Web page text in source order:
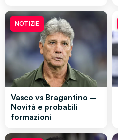
NOTIZIE
Vasco vs Bragantino –
Novità e probabili
formazioni